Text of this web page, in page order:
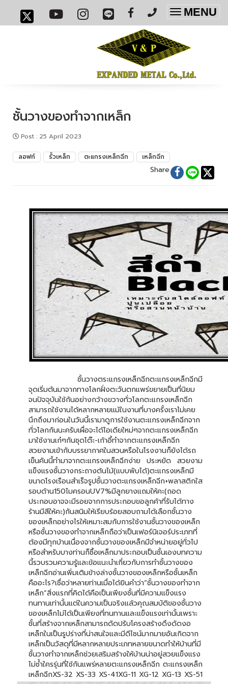
Toggle
MENU
ชั้นวางของทำจากเหล็ก
Post : 25 April 2023
ลอฟท์ รั้วเหล็ก ตะแกรงเหล็กฉีก เหล็กฉีก
Share
ชั้นวางตระแกรงเหล็กฉีกตะแกรงเหล็กฉีกมี
จุดเริ่มต้นมาจากทางโลกฝั่งตะวันตกแพร่ขยายเป็นที่นิยม
จนปัจจุบันใช้กันอย่างกว้างขวางทั่วโลกตะแกรงเหล็กฉีก
สามารถใช้งานได้หลากหลายแม้ในงานที่บางครั้งเราไม่เคย
นึกถึงมาก่อนในวันนี้เรามาดูการใช้งานตะแกรงเหล็กฉีกจาก
ทั่วโลกกันนะครับเผื่อจะได้ไอเดียใหม่ๆจากตะแกรงเหล็กฉีก
มาใช้งานเก๋ๆกันชุดโต๊ะ-เก้าอี้ทำจากตะแกรงเหล็กฉีก
สวยงามเข้ากับบรรยากาศในสวนหรือในโรงงานก็ยังได้รถ
เข็นคันนี้ทำมาจากตะแกรงเหล็กฉีกง่าย ประหยัด สวยงาม
แข็งแรงชั้นวางกระถางต้นไม้(แบบพับได้)ตะแกรงเหล็กมี
ขนาดโรงเรือนสำเร็จรูปชั้นวางตะแกรงเหล็กฉีก+พลาสติกใส
รอบด้าน150ไมครอนUV7%มีลูกยางแถมให้คะ(ถอด
ประกอบอาจจะมีรอยจากการประกอบขอลูกค้าที่รับได้ทาง
ร้านมีสีให้คะ)กันสนิมให้เรียบร้อยสอบถามได้เลือกชั้นวาง
ของเหล็กอย่างไรให้เหมาะสมกับการใช้งานชั้นวางของเหล็ก
หรือชั้นวางของทำจากเหล็กถือว่าเป็นเฟอร์นิเจอร์ประเภทที่
ต้องมีทุกบ้านเนื่องจากชั้นวางของเหล็กมีจำหน่ายอยู่ทั่วไป
หรือสำหรับบางท่านก็ซื้อเหล็กมาประกอบเป็นชั้นเองบทความ
นี้รวบรวมความรู้และข้อแนะนำเกี่ยวกับการทำชั้นวางของ
เหล็กฉีกอ่านเพิ่มเติมข้างล่างชั้นวางของเหล็กหรือชั้นเหล็ก
คืออะไร?เชื่อว่าหลายท่านเมื่อได้ยินคำว่า“ชั้นวางของทำจาก
เหล็ก”สิ่งแรกที่คิดได้คือเป็นเพียงชั้นที่มีความแข็งแรง
ทนทานเท่านั้นแต่ในความเป็นจริงแล้วคุณสมบัติของชั้นวาง
ของเหล็กไม่ได้เป็นเพียงที่ทนทานและแข็งแรงเท่านั้นเพราะ
ชั้นที่สร้างจากเหล็กสามารถดัดปรับโครงสร้างดึงดัดงอ
เหล็กในเป็นรูปร่างที่น่าสนใจและมีดีไซน์มากมายอันเกิดจาก
เหล็กเป็นวัสดุที่มีหลากหลายประเภทหลายขนาดทำให้บ้านที่มี
ชั้นวางทำจากเหล็กช่วยเสริมสร้างให้บ้านน่าอยู่สวยแข็งแรง
ไม่ซ้ำใครรุ่นที่ใช้กันแพร่หลายตะแกรงเหล็กฉีก ตะแกรงเหล็ก
เหล็กฉีกXS-32 XS-33 XS-41XG-11 XG-12 XG-13 XS-51